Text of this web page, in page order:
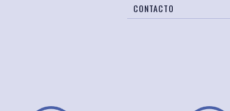
CONTACTO